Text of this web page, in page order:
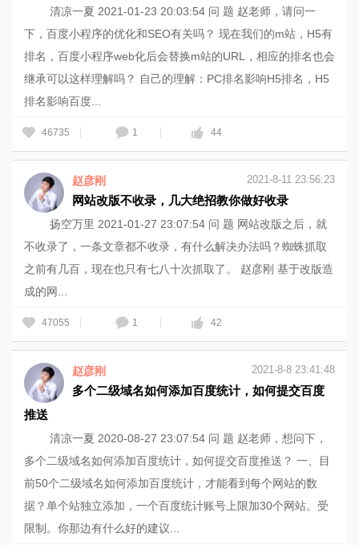
清凉一夏 2021-01-23 20:03:54 问 题 赵老师，请问一
下，百度小程序的优化和SEO有关吗？ 现在我们的m站，H5有
排名，百度小程序web化后会替换m站的URL，相应的排名也会
继承可以这样理解吗？ 自己的理解：PC排名影响H5排名，H5
排名影响百度...
46735 1 44
赵彦刚 2021-8-11 23:56:23
网站改版不收录，几大绝招教你做好收录
扬空万里 2021-01-27 23:07:54 问 题 网站改版之后，就
不收录了，一条文章都不收录，有什么解决办法吗？蜘蛛抓取
之前有几百，现在也只有七八十次抓取了。 赵彦刚 基于改版造
成的网...
47055 1 42
赵彦刚 2021-8-8 23:41:48
多个二级域名如何添加百度统计，如何提交百度
推送
清凉一夏 2020-08-27 23:07:54 问 题 赵老师，想问下，
多个二级域名如何添加百度统计，如何提交百度推送？ 一、目
前50个二级域名如何添加百度统计，才能看到每个网站的数
据？单个站独立添加，一个百度统计账号上限加30个网站。受
限制。你那边有什么好的建议...